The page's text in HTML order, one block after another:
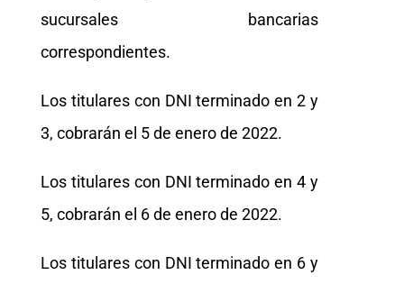
sucursales bancarias
correspondientes.
Los titulares con DNI terminado en 2 y
3, cobrarán el 5 de enero de 2022.
Los titulares con DNI terminado en 4 y
5, cobrarán el 6 de enero de 2022.
Los titulares con DNI terminado en 6 y